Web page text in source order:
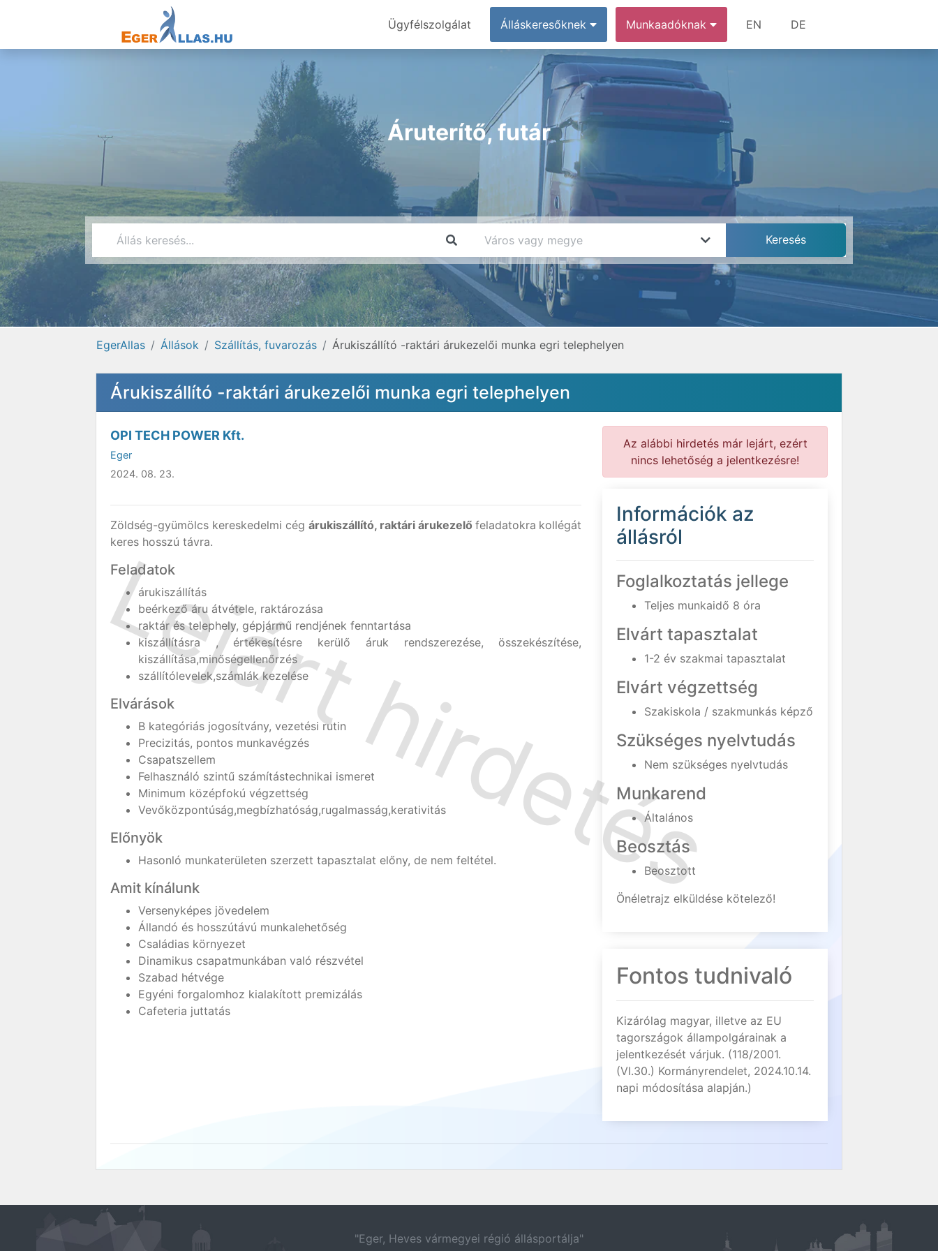
Ügyfélszolgálat Álláskeresőknek Munkaadóknak EN DE
Áruterítő, futár
EgerAllas Állások Szállítás, fuvarozás Árukiszállító -raktári árukezelői munka egri telephelyen
Árukiszállító -raktári árukezelői munka egri telephelyen
OPI TECH POWER Kft.
Eger
2024. 08. 23.
Zöldség-gyümölcs kereskedelmi cégárukiszállító, raktári árukezelőfeladatokra kollégát
keres hosszú távra.
Feladatok
árukiszállítás
beérkező áru átvétele, raktározása
raktár és telephely, gépjármű rendjének fenntartása
kiszállításra , értékesítésre kerülő áruk rendszerezése, összekészítése,
kiszállítása,minőségellenőrzés
szállítólevelek,számlák kezelése
Elvárások
B kategóriás jogosítvány, vezetési rutin
Precizitás, pontos munkavégzés
Csapatszellem
Felhasználó szintű számítástechnikai ismeret
Minimum középfokú végzettség
Vevőközpontúság,megbízhatóság,rugalmasság,kerativitás
Előnyök
Hasonló munkaterületen szerzett tapasztalat előny, de nem feltétel.
Amit kínálunk
Versenyképes jövedelem
Állandó és hosszútávú munkalehetőség
Családias környezet
Dinamikus csapatmunkában való részvétel
Szabad hétvége
Egyéni forgalomhoz kialakított premizálás
Cafeteria juttatás
Az alábbi hirdetés már lejárt, ezért
nincs lehetőség a jelentkezésre!
Információk az
állásról
Foglalkoztatás jellege
Teljes munkaidő 8 óra
Elvárt tapasztalat
1-2 év szakmai tapasztalat
Elvárt végzettség
Szakiskola / szakmunkás képző
Szükséges nyelvtudás
Nem szükséges nyelvtudás
Munkarend
Általános
Beosztás
Beosztott
Önéletrajz elküldése kötelező!
Fontos tudnivaló
Kizárólag magyar, illetve az EU
tagországok állampolgárainak a
jelentkezését várjuk. (118/2001.
(VI.30.) Kormányrendelet, 2024.10.14.
napi módosítása alapján.)
"Eger, Heves vármegyei régió állásportálja"